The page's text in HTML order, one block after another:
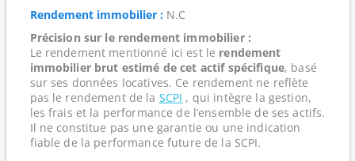
Rendement immobilier :N.C
Précision sur le rendement immobilier :
Le rendement mentionné ici est le rendement
immobilier brut estimé de cet actif spécifique, basé
sur ses données locatives. Ce rendement ne reflète
pas le rendement de la SCPI , qui intègre la gestion,
les frais et la performance de l’ensemble de ses actifs.
Il ne constitue pas une garantie ou une indication
fiable de la performance future de la SCPI.